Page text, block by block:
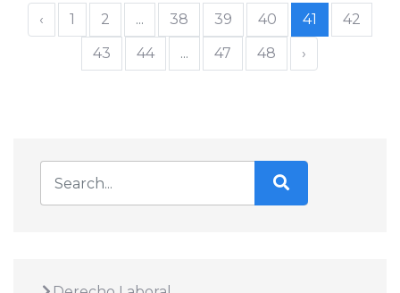
‹ 1 2 ... 38 39 40 41
42
43
44 ... 47 48 ›